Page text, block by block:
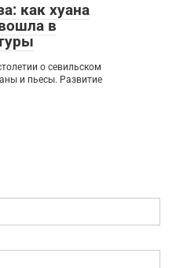
как хуана
в
о севильском
и пьесы. Развитие